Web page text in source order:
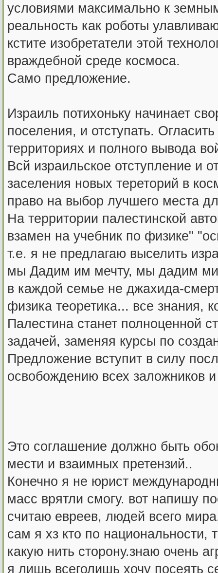
условиями максимально к
реальность как роботы
кстите изобретатели этой
враждебной среде космоса.
Само предложение.
Израиль потихоньку начинает
поселения, и отступать.
территориях и полного вывода
Всй израильское отступление и
заселения новых тереторий в
право на выбор лучшего места
На территории палестинской
взамен на учебник по физике"
т.е. я не предлагаю выселить
мы Дадим им мечту, мы дадим
в каждой семье не джахида-
физика теоретика... все знания,
Палестина станет полноценной
задачей, заменяя курсы по
Предложение вступит в силу
освобождению всех заложников
Это соглашение должно быть
мести и взаимных претензий..
Конечно я не юрист
масс врятли смогу. вот напишу
считаю евреев, людей всего
сам я хз кто по национальности,
какую нить сторону.знаю очень
я лишь всеголишь хочу посеять